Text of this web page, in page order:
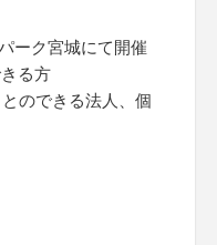
ーク宮城にて開催
る方
のできる法人、個